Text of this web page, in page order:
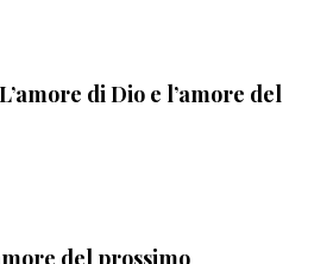
di Dio e l’amore del
del prossimo